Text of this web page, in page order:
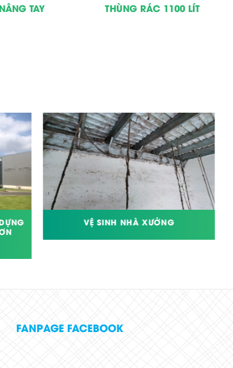
TAY THÙNG RÁC 1100 LÍT
VỆ SINH NHÀ XƯỞNG
FANPAGE FACEBOOK